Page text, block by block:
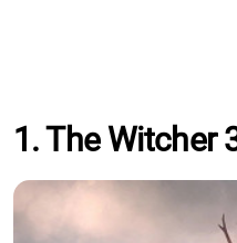
1. The Witcher